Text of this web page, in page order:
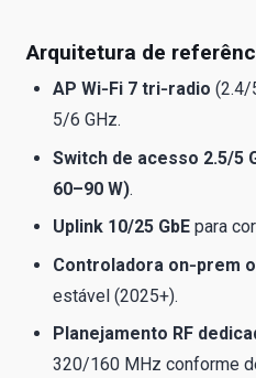
Arquitetura de
AP Wi‑Fi 7 tri‑radio (2.4/
5/6 GHz.
Switch de acesso 2.5/5
60–90 W).
Uplink 10/25 GbE para
Controladora on‑prem
estável (2025+).
Planejamento RF
320/160 MHz conforme